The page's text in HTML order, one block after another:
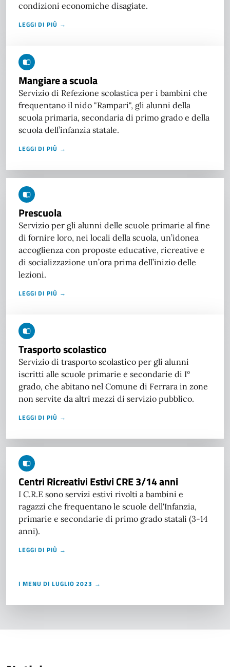
condizioni economiche disagiate.
LEGGI DI PIÙ →
Mangiare a scuola
Servizio di Refezione scolastica per i bambini che
frequentano il nido "Rampari", gli alunni della
scuola primaria, secondaria di primo grado e della
scuola dell’infanzia statale.
LEGGI DI PIÙ →
Prescuola
Servizio per gli alunni delle scuole primarie al fine
di fornire loro, nei locali della scuola, un’idonea
accoglienza con proposte educative, ricreative e
di socializzazione un’ora prima dell’inizio delle
lezioni.
LEGGI DI PIÙ →
Trasporto scolastico
Servizio di trasporto scolastico per gli alunni
iscritti alle scuole primarie e secondarie di I°
grado, che abitano nel Comune di Ferrara in zone
non servite da altri mezzi di servizio pubblico.
LEGGI DI PIÙ →
Centri Ricreativi Estivi CRE 3/14 anni
I C.R.E sono servizi estivi rivolti a bambini e
ragazzi che frequentano le scuole dell'Infanzia,
primarie e secondarie di primo grado statali (3-14
anni).
LEGGI DI PIÙ →
I MENU DI LUGLIO 2023 →